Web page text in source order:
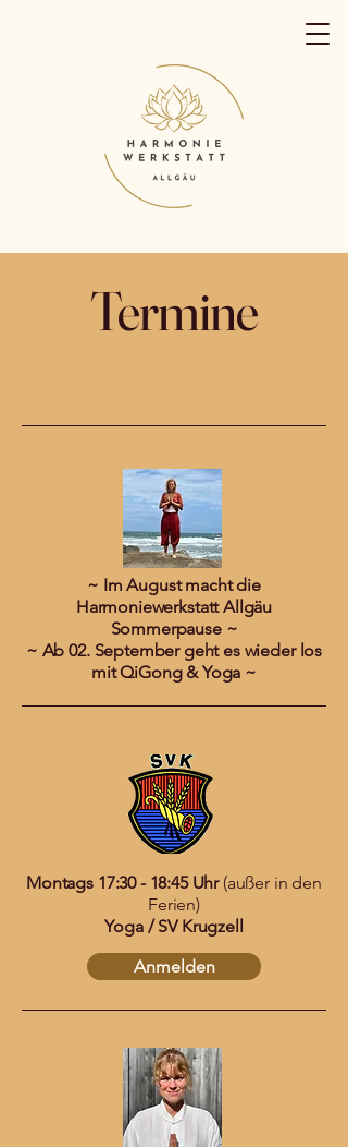
Termine
~ Im August macht die
Harmoniewerkstatt Allgäu
Sommerpause ~
~ Ab 02. September geht es wieder los
mit QiGong & Yoga ~
Montags 17:30 - 18:45 Uhr(außer in den
Ferien)
Yoga / SV Krugzell
Anmelden